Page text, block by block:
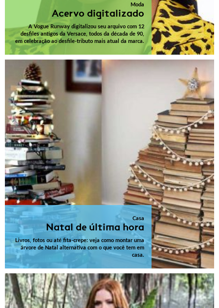
Moda
Acervo digitalizado
A Vogue Runway digitalizou seu arquivo com 12
desfiles antigos da Versace, todos da década de 90,
em celebração ao desfile-tributo mais atual da marca.
Casa
Natal de última hora
Livros, fotos ou até fita-crepe: veja como montar uma
árvore de Natal alternativa com o que você tem em
casa.